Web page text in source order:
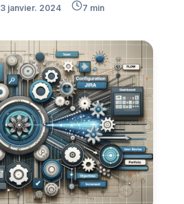
3 janvier. 2024 7 min